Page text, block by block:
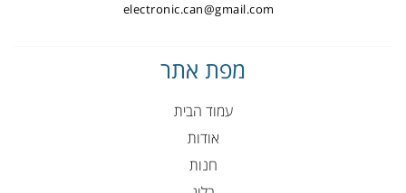
electronic.can@gmail.com
מפת אתר
עמוד הבית
אודות
חנות